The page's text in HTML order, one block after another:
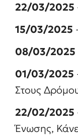
22/03/2025
15/03/2025
08/03/2025
01/03/2025
Στους
22/02/2025
Ένωσης,